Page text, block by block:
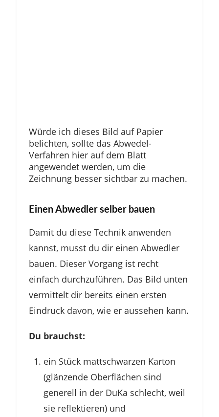
Würde ich dieses Bild auf Papier
belichten, sollte das Abwedel-
Verfahren hier auf dem Blatt
angewendet werden, um die
Zeichnung besser sichtbar zu machen.
Einen Abwedler selber bauen
Damit du diese Technik anwenden
kannst, musst du dir einen Abwedler
bauen. Dieser Vorgang ist recht
einfach durchzuführen. Das Bild unten
vermittelt dir bereits einen ersten
Eindruck davon, wie er aussehen kann.
Du brauchst:
ein Stück mattschwarzen Karton
(glänzende Oberflächen sind
generell in der DuKa schlecht, weil
sie reflektieren) und